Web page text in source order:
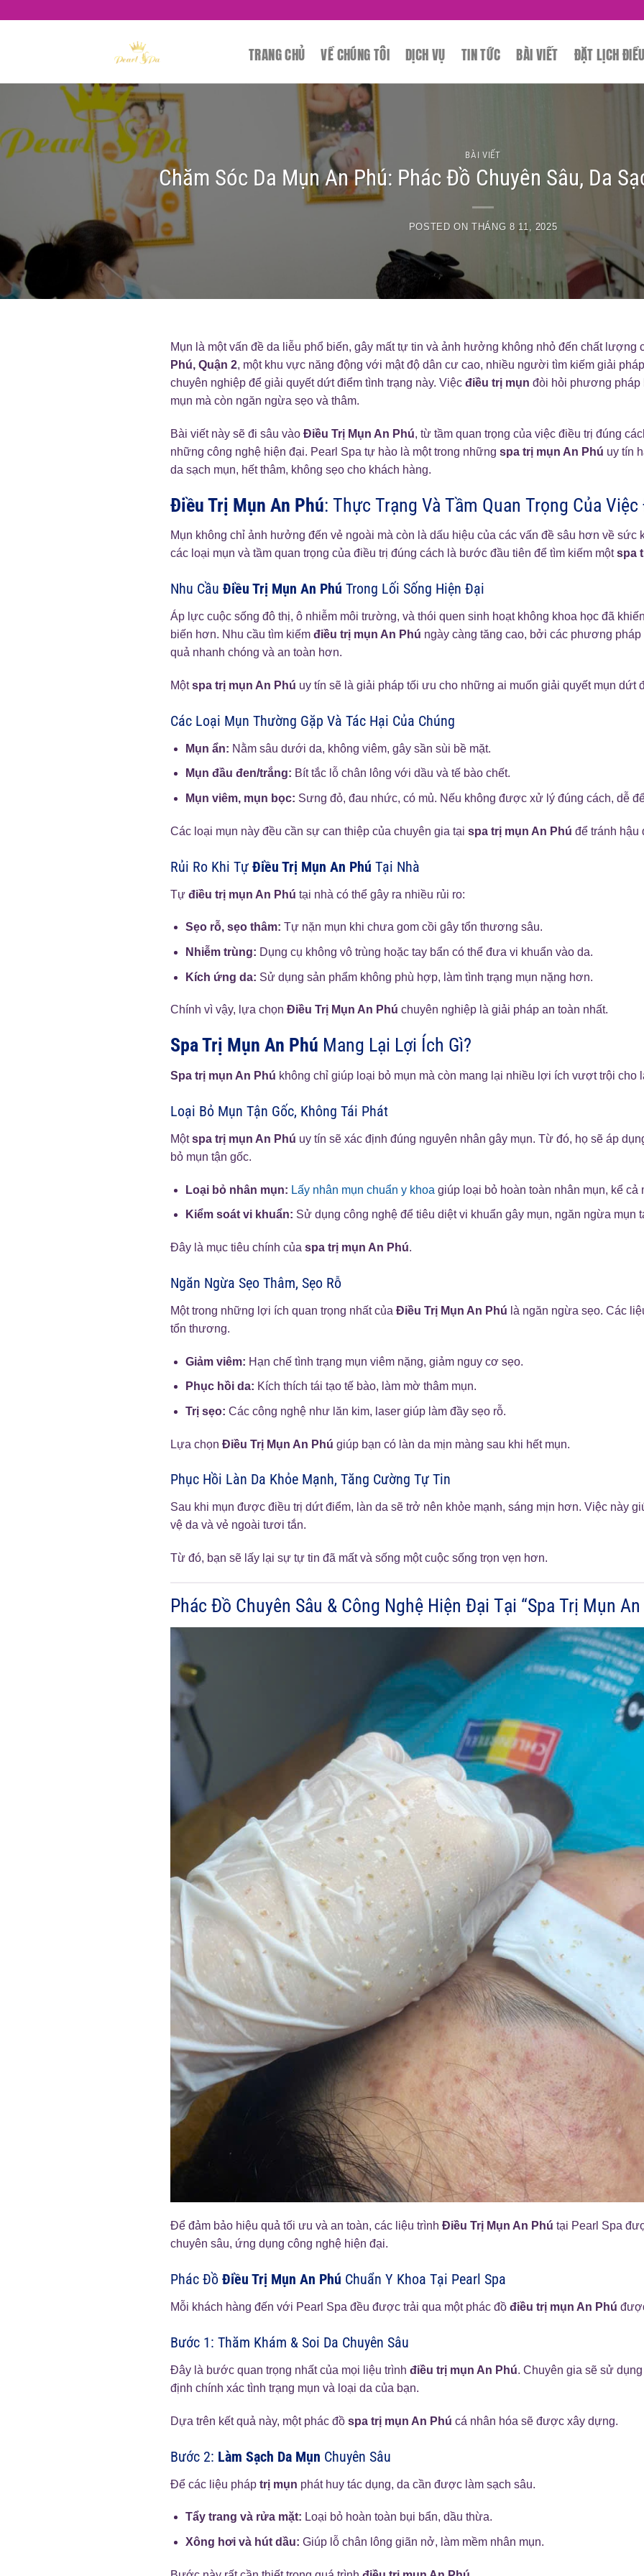
SPA
TRANG CHỦ VỀ CHÚNG TÔI DỊCH VỤ TIN TỨC BÀI VIẾT ĐẶT LỊCH
BÀI VIẾT
Chăm Sóc Da Mụn An Phú: Phác Đồ Chuyên Sâu, Da
POSTED ONTHÁNG 8 11, 2025
Mụn là một vấn đề da liễu phổ biến, gây mất tự tin và ảnh hưởng không nhỏ đến chất lượng
Phú, Quận 2, một khu vực năng động với mật độ dân cư cao, nhiều người tìm kiếm giải pháp
chuyên nghiệp để giải quyết dứt điểm tình trạng này. Việc điều trị mụn đòi hỏi phương pháp
mụn mà còn ngăn ngừa sẹo và thâm.
Bài viết này sẽ đi sâu vào Điều Trị Mụn An Phú, từ tầm quan trọng của việc điều trị đúng
những công nghệ hiện đại. Pearl Spa tự hào là một trong những spa trị mụn An Phú uy tín
da sạch mụn, hết thâm, không sẹo cho khách hàng.
Điều Trị Mụn An Phú: Thực Trạng Và Tầm Quan Trọng Của
Mụn không chỉ ảnh hưởng đến vẻ ngoài mà còn là dấu hiệu của các vấn đề sâu hơn về sức
các loại mụn và tầm quan trọng của điều trị đúng cách là bước đầu tiên để tìm kiếm mộtspa
Nhu Cầu Điều Trị Mụn An Phú Trong Lối Sống Hiện Đại
Áp lực cuộc sống đô thị, ô nhiễm môi trường, và thói quen sinh hoạt không khoa học đã
biến hơn. Nhu cầu tìm kiếm điều trị mụn An Phú ngày càng tăng cao, bởi các phương
quả nhanh chóng và an toàn hơn.
Mộtspa trị mụn An Phú uy tín sẽ là giải pháp tối ưu cho những ai muốn giải quyết mụn dứt
Các Loại Mụn Thường Gặp Và Tác Hại Của Chúng
Mụn ẩn: Nằm sâu dưới da, không viêm, gây sần sùi bề mặt.
Mụn đầu đen/trắng: Bít tắc lỗ chân lông với dầu và tế bào chết.
Mụn viêm, mụn bọc: Sưng đỏ, đau nhức, có mủ. Nếu không được xử lý đúng cách, dễ
Các loại mụn này đều cần sự can thiệp của chuyên gia tại spa trị mụn An Phú để tránh hậu
Rủi Ro Khi Tự Điều Trị Mụn An Phú Tại Nhà
Tự điều trị mụn An Phú tại nhà có thể gây ra nhiều rủi ro:
Sẹo rỗ, sẹo thâm: Tự nặn mụn khi chưa gom cồi gây tổn thương sâu.
Nhiễm trùng: Dụng cụ không vô trùng hoặc tay bẩn có thể đưa vi khuẩn vào da.
Kích ứng da: Sử dụng sản phẩm không phù hợp, làm tình trạng mụn nặng hơn.
Chính vì vậy, lựa chọn Điều Trị Mụn An Phú chuyên nghiệp là giải pháp an toàn nhất.
Spa Trị Mụn An Phú Mang Lại Lợi Ích Gì?
Spa trị mụn An Phú không chỉ giúp loại bỏ mụn mà còn mang lại nhiều lợi ích vượt trội cho
Loại Bỏ Mụn Tận Gốc, Không Tái Phát
Mộtspa trị mụn An Phú uy tín sẽ xác định đúng nguyên nhân gây mụn. Từ đó, họ sẽ áp
bỏ mụn tận gốc.
Loại bỏ nhân mụn: Lấy nhân mụn chuẩn y khoa giúp loại bỏ hoàn toàn nhân mụn, kể cả
Kiểm soát vi khuẩn: Sử dụng công nghệ để tiêu diệt vi khuẩn gây mụn, ngăn ngừa mụn
Đây là mục tiêu chính của spa trị mụn An Phú.
Ngăn Ngừa Sẹo Thâm, Sẹo Rỗ
Một trong những lợi ích quan trọng nhất của Điều Trị Mụn An Phú là ngăn ngừa sẹo. Các
tổn thương.
Giảm viêm: Hạn chế tình trạng mụn viêm nặng, giảm nguy cơ sẹo.
Phục hồi da: Kích thích tái tạo tế bào, làm mờ thâm mụn.
Trị sẹo: Các công nghệ như lăn kim, laser giúp làm đầy sẹo rỗ.
Lựa chọn Điều Trị Mụn An Phú giúp bạn có làn da mịn màng sau khi hết mụn.
Phục Hồi Làn Da Khỏe Mạnh, Tăng Cường Tự Tin
Sau khi mụn được điều trị dứt điểm, làn da sẽ trở nên khỏe mạnh, sáng mịn hơn. Việc này
vệ da và vẻ ngoài tươi tắn.
Từ đó, bạn sẽ lấy lại sự tự tin đã mất và sống một cuộc sống trọn vẹn hơn.
Phác Đồ Chuyên Sâu & Công Nghệ Hiện Đại Tại “Spa Trị Mụn An
Để đảm bảo hiệu quả tối ưu và an toàn, các liệu trình Điều Trị Mụn An Phú tại Pearl Spa
chuyên sâu, ứng dụng công nghệ hiện đại.
Phác Đồ Điều Trị Mụn An Phú Chuẩn Y Khoa Tại Pearl Spa
Mỗi khách hàng đến với Pearl Spa đều được trải qua một phác đồ điều trị mụn An Phú
Bước 1: Thăm Khám & Soi Da Chuyên Sâu
Đây là bước quan trọng nhất của mọi liệu trình điều trị mụn An Phú. Chuyên gia sẽ sử
định chính xác tình trạng mụn và loại da của bạn.
Dựa trên kết quả này, một phác đồ spa trị mụn An Phú cá nhân hóa sẽ được xây dựng.
Bước 2: Làm Sạch Da Mụn Chuyên Sâu
Để các liệu pháp trị mụn phát huy tác dụng, da cần được làm sạch sâu.
Tẩy trang và rửa mặt: Loại bỏ hoàn toàn bụi bẩn, dầu thừa.
Xông hơi và hút dầu: Giúp lỗ chân lông giãn nở, làm mềm nhân mụn.